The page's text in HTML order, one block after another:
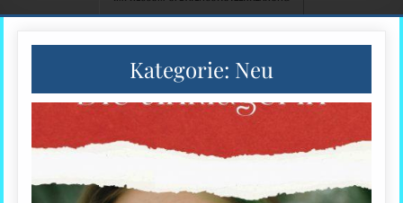
Kategorie: Neu